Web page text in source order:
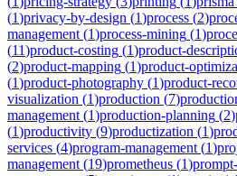
(1)privacy-by-design (1)process (2)
management (1)process-mining (1)
(11)product-costing (1)product-
(2)product-mapping (1)product-
(1)product-photography (1)product-
visualization (1)production (7)
management (1)production-planning (2)
(1)productivity (9)productization (1)
services (4)program-management (1)
management (19)prometheus (1)